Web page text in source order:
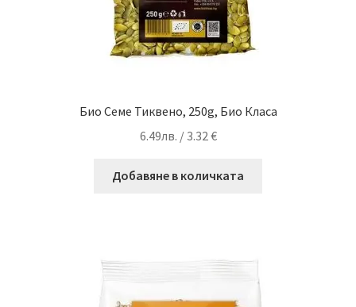
Био Семе Тиквено, 250g, Био Класа
6.49лв. / 3.32 €
Добавяне в количката